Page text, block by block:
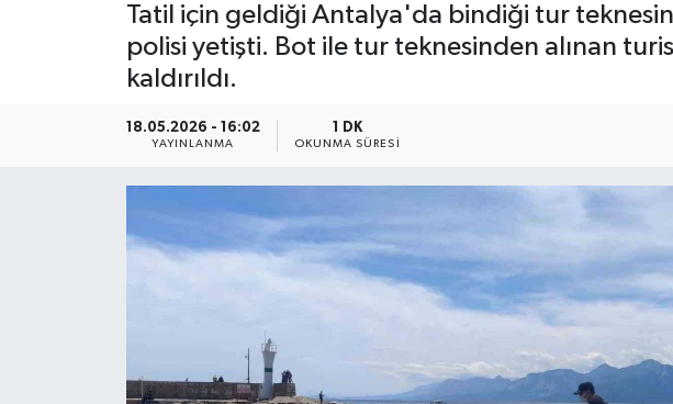
Tatil için geldiği Antalya'da bindiği tur
polisi yetişti. Bot ile tur teknesinden alınan
kaldırıldı.
18.05.2026 - 16:02
YAYINLANMA
1 DK
OKUNMA SÜRESI
MAGAZİN
Son Dakika Haberleri